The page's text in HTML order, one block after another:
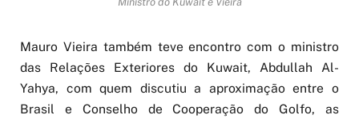
Mauro Vieira também teve encontro com o ministro
das Relações Exteriores do Kuwait, Abdullah Al-
Yahya, com quem discutiu a aproximação entre o
Brasil e Conselho de Cooperação do Golfo, as